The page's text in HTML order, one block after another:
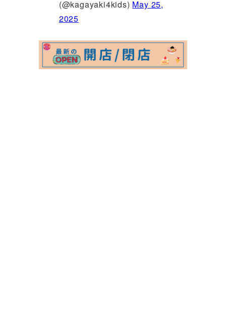
(@kagayaki4kids) May 25,
2025